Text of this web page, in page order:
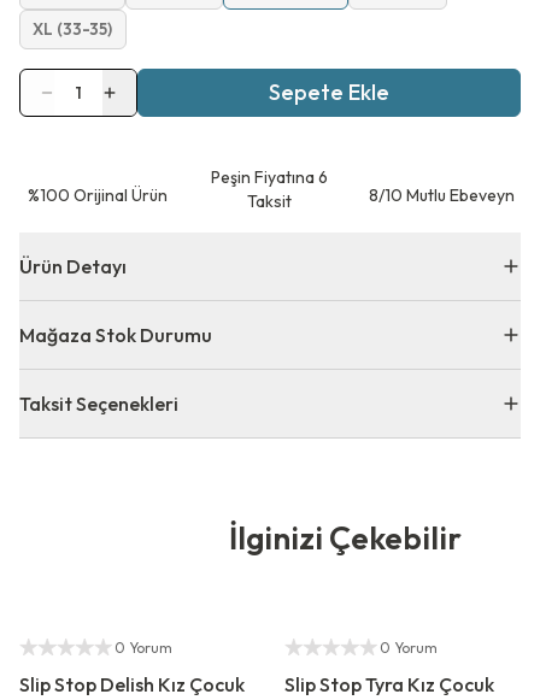
XL (33-35)
1 Sepete Ekle
⁠%100 Orijinal Ürün
Peşin Fiyatına 6
Taksit
8/10 Mutlu Ebeveyn
Ürün Detayı
Mağaza Stok Durumu
Taksit Seçenekleri
İlginizi Çekebilir
0 Yorum
Slip Stop Delish Kız Çocuk
0 Yorum
Slip Stop Tyra Kız Çocuk